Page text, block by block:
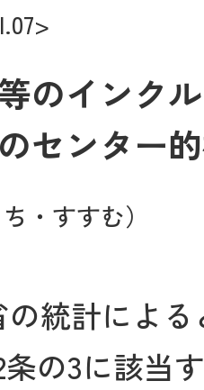
のインク
センター
・すすむ）
統計による
の3に該当